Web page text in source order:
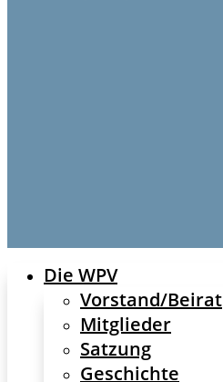
Die WPV
Vorstand/Beirat
Mitglieder
Satzung
Geschichte